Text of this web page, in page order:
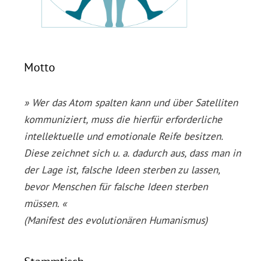
Motto
» Wer das Atom spalten kann und über Satelliten
kommuniziert, muss die hierfür erforderliche
intellektuelle und emotionale Reife besitzen.
Diese zeichnet sich u. a. dadurch aus, dass man in
der Lage ist, falsche Ideen sterben zu lassen,
bevor Menschen für falsche Ideen sterben
müssen. «
(Manifest des evolutionären Humanismus)